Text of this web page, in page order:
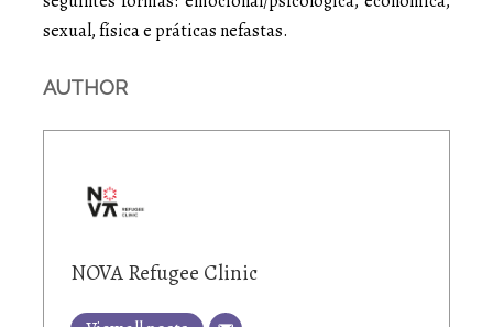
sexual, física e práticas nefastas.
AUTHOR
NOVA Refugee Clinic